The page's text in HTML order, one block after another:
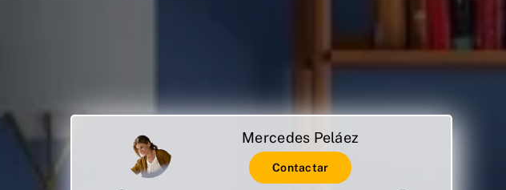
Mercedes Peláez
Contactar